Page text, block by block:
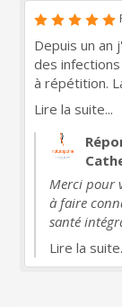
Depuis un an
des
à répétition.
prendre des
allée
Catherine
connaître les
alternatives
éventuelles.
échange sur
habitudes de
alimentation,
Lire la suite...
Merci pour
à faire
santé
Lire la